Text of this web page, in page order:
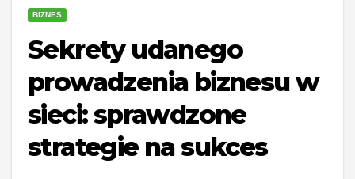
BIZNES
Sekrety udanego
prowadzenia biznesu w
sieci: sprawdzone
strategie na sukces